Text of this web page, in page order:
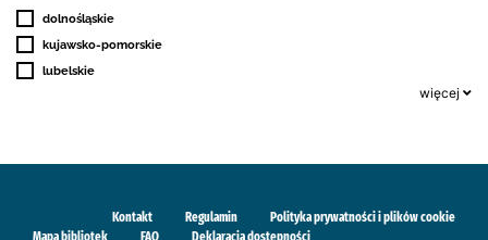
dolnośląskie
kujawsko-pomorskie
lubelskie
więcej
Kontakt Regulamin
Polityka prywatności i plików cookie
Mapa bibliotek
FAQ Deklaracja dostępności